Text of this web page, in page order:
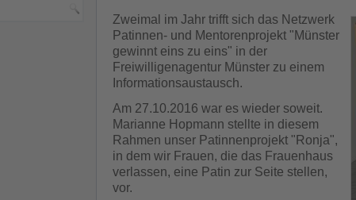
Zweimal im Jahr trifft sich das Netzwerk
Patinnen- und Mentorenprojekt "Münster
gewinnt eins zu eins" in der
Freiwilligenagentur Münster zu einem
Informationsaustausch.
Am 27.10.2016 war es wieder soweit.
Marianne Hopmann stellte in diesem
Rahmen unser Patinnenprojekt "Ronja",
in dem wir Frauen, die das Frauenhaus
verlassen, eine Patin zur Seite stellen,
vor.